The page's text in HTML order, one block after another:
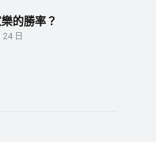
的勝率？
日